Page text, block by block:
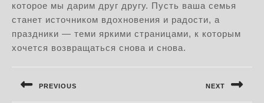
которое мы дарим друг другу. Пусть ваша семья
станет источником вдохновения и радости, а
праздники — теми яркими страницами, к которым
хочется возвращаться снова и снова.
по
PREVIOUS NEXT